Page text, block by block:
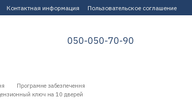
Контактная информация Пользовательское соглашение
050-050-70-90
Програмне забезпечення
ключ на 10 дверей